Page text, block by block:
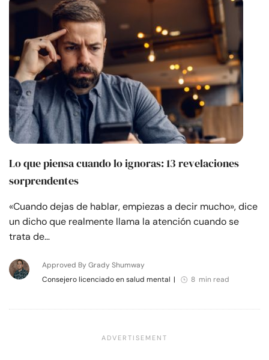
Lo que piensa cuando lo ignoras: 13 revelaciones
sorprendentes
«Cuando dejas de hablar, empiezas a decir mucho», dice
un dicho que realmente llama la atención cuando se
trata de…
Approved By Grady Shumway
Consejero licenciado en salud mental | 8 min read